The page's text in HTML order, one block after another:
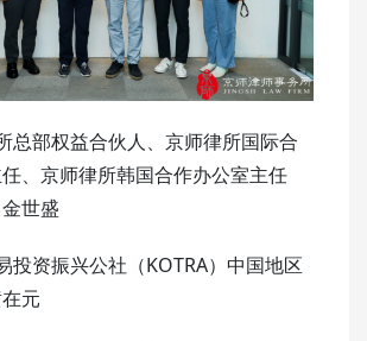
总部权益合伙人、京师律所国际合
、京师律所韩国合作办公室主任
金世盛
投资振兴公社（KOTRA）中国地区
元